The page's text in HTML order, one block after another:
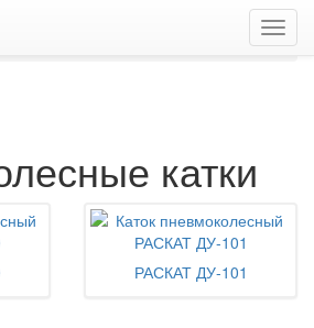
катки
РАСКАТ ДУ-101